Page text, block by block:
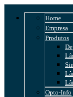
Home
Empresa
Produtos
Opto-Info